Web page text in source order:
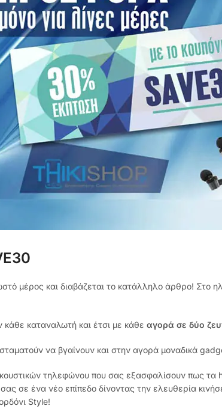
μέρος και διαβάζεται το κατάλληλο άρθρο! Στο
καταναλωτή και έτσι με κάθε αγορά σε δύο
να βγαίνουν και στην αγορά μοναδικά
τηλεφώνου που σας εξασφαλίσουν πως τα
σε ένα νέο επίπεδο δίνοντας την ελευθερία
Style!